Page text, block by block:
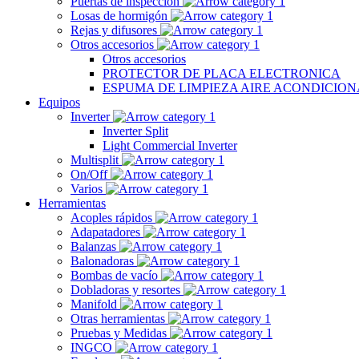
Losas de hormigón
Rejas y difusores
Otros accesorios
Otros accesorios
PROTECTOR DE PLACA ELECTRONICA
ESPUMA DE LIMPIEZA AIRE
Equipos
Inverter
Inverter Split
Light Commercial Inverter
Multisplit
On/Off
Varios
Herramientas
Acoples rápidos
Adapatadores
Balanzas
Balonadoras
Bombas de vacío
Dobladoras y resortes
Manifold
Otras herramientas
Pruebas y Medidas
INGCO